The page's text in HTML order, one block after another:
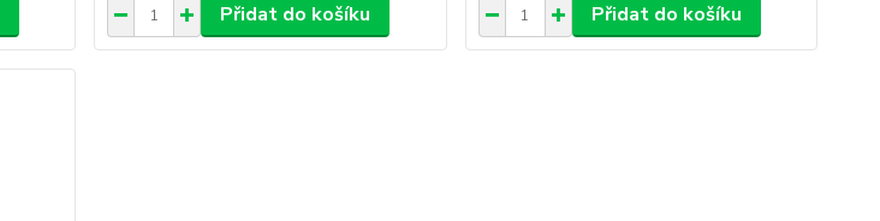
Přidat do košíku Přidat do košíku